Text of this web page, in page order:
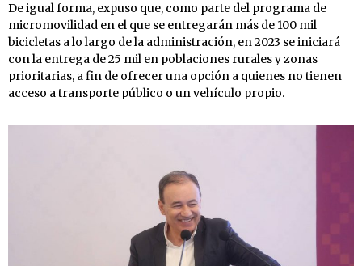
De igual forma, expuso que, como parte del programa de
micromovilidad en el que se entregarán más de 100 mil
bicicletas a lo largo de la administración, en 2023 se iniciará
con la entrega de 25 mil en poblaciones rurales y zonas
prioritarias, a fin de ofrecer una opción a quienes no tienen
acceso a transporte público o un vehículo propio.